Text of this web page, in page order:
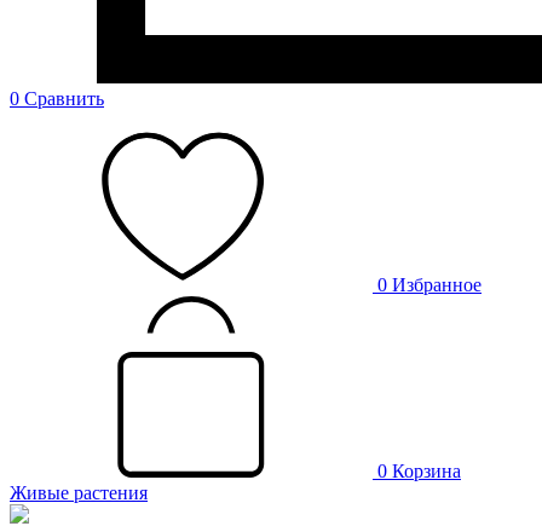
0 Сравнить
0 Избранное
0 Корзина
Живые растения